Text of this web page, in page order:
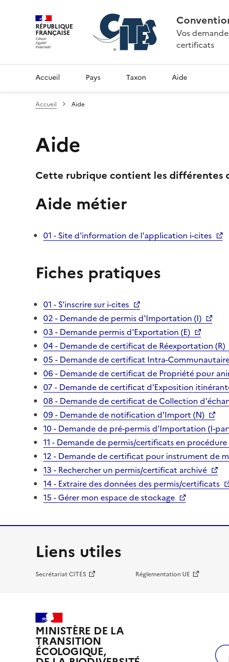
RÉPUBLIQUE
FRANÇAISE
Vos
certificats
Accueil Pays Taxon Aide
Accueil Aide
Aide
Cette rubrique contient les différentes
Aide métier
01 - Site d'information de l'application i-cites
Fiches pratiques
01 - S'inscrire sur i-cites
02 - Demande de permis d'Importation (I)
03 - Demande permis d'Exportation (E)
04 - Demande de certificat de Réexportation (R)
05 - Demande de certificat Intra-
06 - Demande de certificat de Propriété pour
07 - Demande de certificat d'Exposition
08 - Demande de certificat de Collection
09 - Demande de notification d'Import (N)
10 - Demande de pré-permis d'Importation (I-
11 - Demande de permis/certificats en
12 - Demande de certificat pour instrument de
13 - Rechercher un permis/certificat archivé
14 - Extraire des données des permis/certificats
15 - Gérer mon espace de stockage
Liens utiles
Secrétariat CITES Réglementation UE
MINISTÈRE DE LA
TRANSITION
ÉCOLOGIQUE,